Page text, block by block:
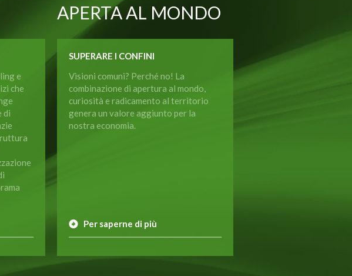
e
che
di
APERTA AL MONDO
SUPERARE I CONFINI
Visioni comuni? Perché no! La
combinazione di apertura al mondo,
curiosità e radicamento al territorio
genera un valore aggiunto per la
nostra economia.
Per saperne di più